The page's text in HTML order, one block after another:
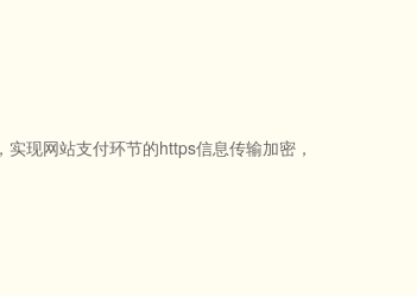
现网站支付环节的https信息传输加密，